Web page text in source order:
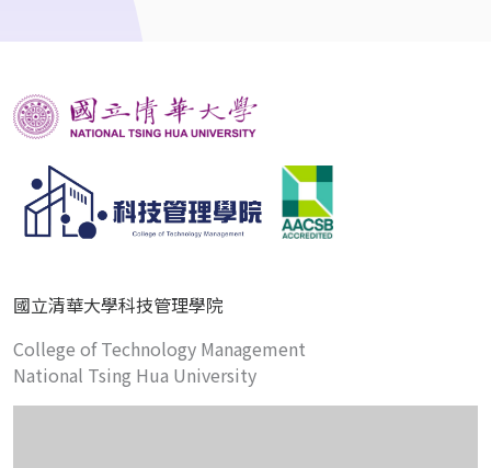
國立清華大學科技管理學院
College of Technology Management
National Tsing Hua University